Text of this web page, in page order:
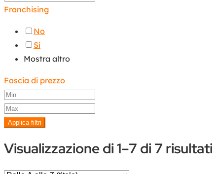
Franchising
No
Si
Mostra altro
Fascia di prezzo
Applica filtri
Visualizzazione di 1–7 di 7 risultati